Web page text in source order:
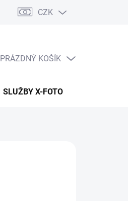
CZK
NÁKUPNÍ
PRÁZDNÝ KOŠÍK
SLUŽBY X-FOTO